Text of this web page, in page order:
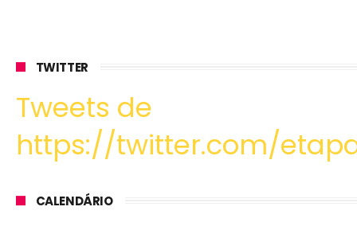
TWITTER
Tweets de
https://twitter.com/
CALENDÁRIO